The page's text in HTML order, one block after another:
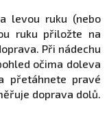
levou ruku (nebo
ruku přiložte na
Při nádechu
očima doleva
přetáhnete pravé
doprava dolů.